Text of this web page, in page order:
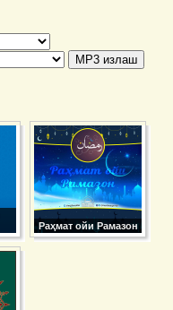
Раҳмат ойи Рамазон